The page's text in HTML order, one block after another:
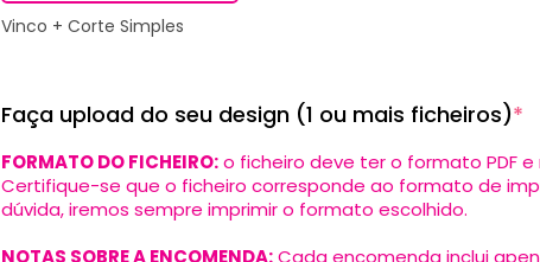
Vinco + Corte Simples
Faça upload do seu design (1 ou mais ficheiros)*
FORMATO DO FICHEIRO:o ficheiro deve ter o formato PDF
Certifique-se que o ficheiro corresponde ao formato de
dúvida, iremos sempre imprimir o formato escolhido.
NOTAS SOBRE A ENCOMENDA:Cada encomenda inclui